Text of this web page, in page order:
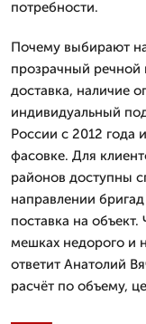
потребности.
Почему выбирают
прозрачный речной
доставка, наличие
индивидуальный
России с 2012 года
фасовке. Для
районов доступны
направлении
поставка на
мешках недорого и
ответит Анатолий
расчёт по объему,